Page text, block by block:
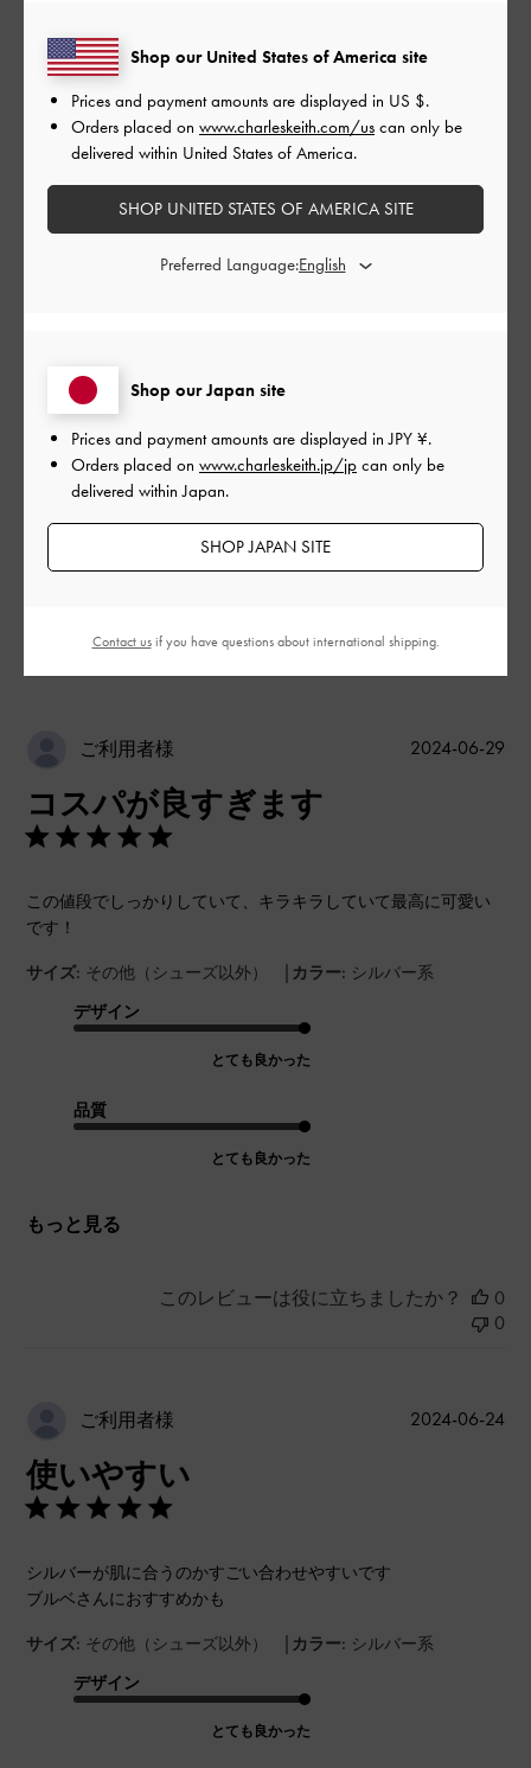
ご利用者様
華やか！
太すぎず細すぎず、とにかく綺麗。ドレススタイルにはもちろ
ん、Tシャツとジーンズにもはえる。
とても良かった
品質
とても良かった
ご利用者様
コスパが良すぎます
この値段でしっかりしていて、キラキラしていて最高に可愛い
です！
サイズ: その他（シューズ以外） | カラー: シルバー系
デザイン
とても良かった
品質
とても良かった
もっと見る
公
2024-06-29
このレビューは役に立ちましたか？
0
0
ご利用者様
使いやすい
シルバーが肌に合うのかすごい合わせやすいです
ブルベさんにおすすめかも
サイズ: その他（シューズ以外） | カラー: シルバー系
デザイン
とても良かった
公
2024-06-24
Shop our Japan site
Prices and payment amounts are displayed inJPY ¥.
Orders placed on www.charleskeith.jp/jp can only be
delivered within Japan.
SHOP JAPAN SITE
Shop our United States of America site
Prices and payment amounts are displayed in US $.
Orders placed on www.charleskeith.com/us can only be
delivered within United States of America.
SHOP UNITED STATES OF AMERICA SITE
Preferred Language:
Contact usif you have questions about international shipping.